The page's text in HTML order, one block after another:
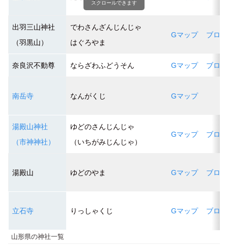
出羽三山神社
（羽黒山）
でわさんざんじんじゃ
はぐろやま
Gマップ ブロ
奈良沢不動尊 ならざわふどうそん Gマップ ブロ
南岳寺 なんがくじ Gマップ
湯殿山神社
（市神神社）
ゆどのさんじんじゃ
（いちがみじんじゃ）
Gマップ ブロ
湯殿山 ゆどのやま Gマップ ブロ
立石寺 りっしゃくじ Gマップ ブロ
スクロールできます
山形県の神社一覧